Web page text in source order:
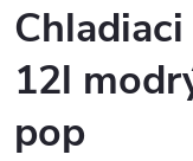
12l
pop